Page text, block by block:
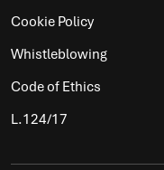
Cookie Policy
Whistleblowing
Code of Ethics
L.124/17